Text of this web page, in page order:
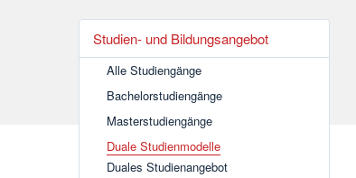
Studien- und Bildungsangebot
Alle Studiengänge
Bachelorstudiengänge
Masterstudiengänge
Duale Studienmodelle
Duales Studienangebot